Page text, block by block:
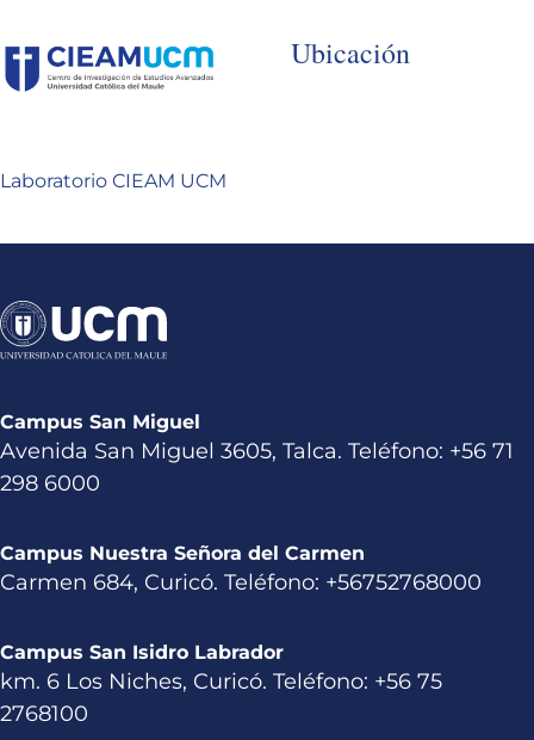
Ubicación
Laboratorio CIEAM UCM
Campus San Miguel
Avenida San Miguel 3605, Talca. Teléfono: +56 71
298 6000
Campus Nuestra Señora del Carmen
Carmen 684, Curicó. Teléfono: +56752768000
Campus San Isidro Labrador
km. 6 Los Niches, Curicó. Teléfono: +56 75
2768100